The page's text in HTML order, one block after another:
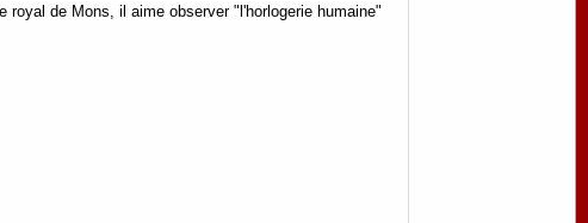
de Mons, il aime observer "l'horlogerie humaine"